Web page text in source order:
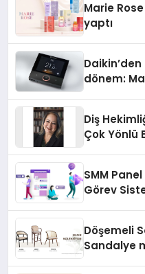
Marie
yaptı
dönem:
Diş
Çok Yönlü
SMM
Görev
Döşemeli
Sandalye